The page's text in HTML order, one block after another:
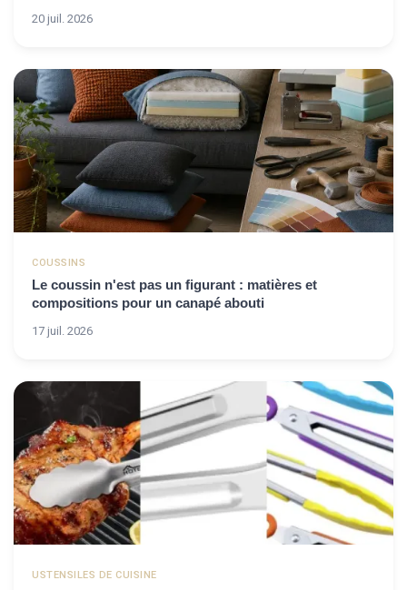
20 juil. 2026
COUSSINS
Le coussin n'est pas un figurant : matières et
compositions pour un canapé abouti
17 juil. 2026
USTENSILES DE CUISINE